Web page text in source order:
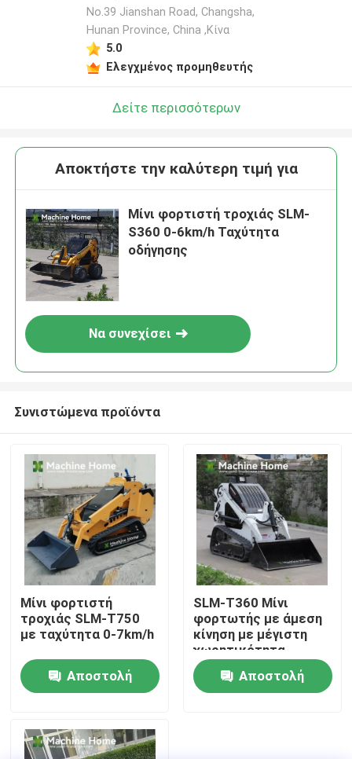
Περίπου εμείς
No.39 Jianshan Road, Changsha,
Hunan Province, China ,Κίνα
5.0
Ελεγχμένος προμηθευτής
Δείτε περισσότερων
Αποκτήστε την καλύτερη τιμή για
Μίνι φορτιστή τροχιάς SLM-
S360 0-6km/h Ταχύτητα
οδήγησης
Να συνεχίσει
Συνιστώμενα προϊόντα
Μίνι φορτιστή
τροχιάς SLM-T750
με ταχύτητα 0-7km/h
Αποστολή
SLM-T360 Μίνι
φορτωτής με άμεση
κίνηση με μέγιστη
χωρητικότητα
φόρτωσης 250 kg
Αποστολή